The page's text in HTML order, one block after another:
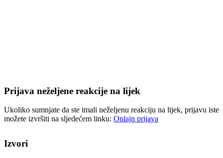
Prijava neželjene reakcije na lijek
Ukoliko sumnjate da ste imali neželjenu reakciju na lijek, prijavu iste
možete izvršiti na sljedećem linku: Onlajn prijava
Izvori